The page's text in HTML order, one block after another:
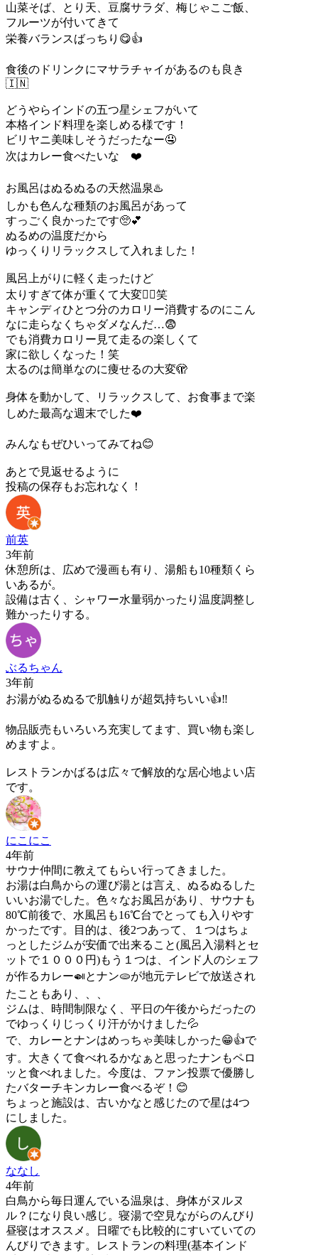
山菜そば、とり天、豆腐サラダ、梅じゃこご飯、
フルーツが付いてきて
栄養バランスばっちり😋👍
食後のドリンクにマサラチャイがあるのも良き
🇮🇳
どうやらインドの五つ星シェフがいて
本格インド料理を楽しめる様です！
ビリヤニ美味しそうだったなー🤤
次はカレー食べたいな ❤️
お風呂はぬるぬるの天然温泉♨️
しかも色んな種類のお風呂があって
すっごく良かったです🥺💕
ぬるめの温度だから
ゆっくりリラックスして入れました！
風呂上がりに軽く走ったけど
太りすぎて体が重くて大変🏃‍♀️笑
キャンディひとつ分のカロリー消費するのにこん
なに走らなくちゃダメなんだ…😨
でも消費カロリー見て走るの楽しくて
家に欲しくなった！笑
太るのは簡単なのに痩せるの大変🫣
身体を動かして、リラックスして、お食事まで楽
しめた最高な週末でした❤️
みんなもぜひいってみてね😊
あとで見返せるように
投稿の保存もお忘れなく！
前英
3年前
休憩所は、広めで漫画も有り、湯船も10種類くら
いあるが。
設備は古く、シャワー水量弱かったり温度調整し
難かったりする。
ぶるちゃん
3年前
お湯がぬるぬるで肌触りが超気持ちいい👍‼︎
物品販売もいろいろ充実してます、買い物も楽し
めますよ。
レストランかばるは広々で解放的な居心地よい店
です。
にこにこ
4年前
サウナ仲間に教えてもらい行ってきました。
お湯は白鳥からの運び湯とは言え、ぬるぬるした
いいお湯でした。色々なお風呂があり、サウナも
80℃前後で、水風呂も16℃台でとっても入りやす
かったです。目的は、後2つあって、１つはちょ
っとしたジムが安価で出来ること(風呂入湯料とセ
ットで１０００円)もう１つは、インド人のシェフ
が作るカレー🍛とナン🫓が地元テレビで放送され
たこともあり、、、
ジムは、時間制限なく、平日の午後からだったの
でゆっくりじっくり汗がかけました💦
で、カレーとナンはめっちゃ美味しかった😁👍で
す。大きくて食べれるかなぁと思ったナンもペロ
ッと食べれました。今度は、ファン投票で優勝し
たバターチキンカレー食べるぞ！😊
ちょっと施設は、古いかなと感じたので星は4つ
にしました。
ななし
4年前
白鳥から毎日運んでいる温泉は、身体がヌルヌ
ル？になり良い感じ。寝湯で空見ながらのんびり
昼寝はオススメ。日曜でも比較的にすいていての
んびりできます。レストランの料理(基本インド